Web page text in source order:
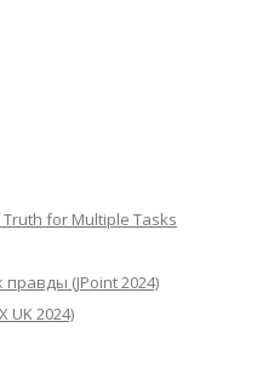
Truth for Multiple Tasks
(JPoint 2024)
UK 2024)